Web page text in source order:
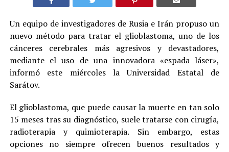
Un equipo de investigadores de Rusia e Irán propuso un
nuevo método para tratar el glioblastoma, uno de los
cánceres cerebrales más agresivos y devastadores,
mediante el uso de una innovadora «espada láser»,
informó este miércoles la Universidad Estatal de
Sarátov.
El glioblastoma, que puede causar la muerte en tan solo
15 meses tras su diagnóstico, suele tratarse con cirugía,
radioterapia y quimioterapia. Sin embargo, estas
opciones no siempre ofrecen buenos resultados y